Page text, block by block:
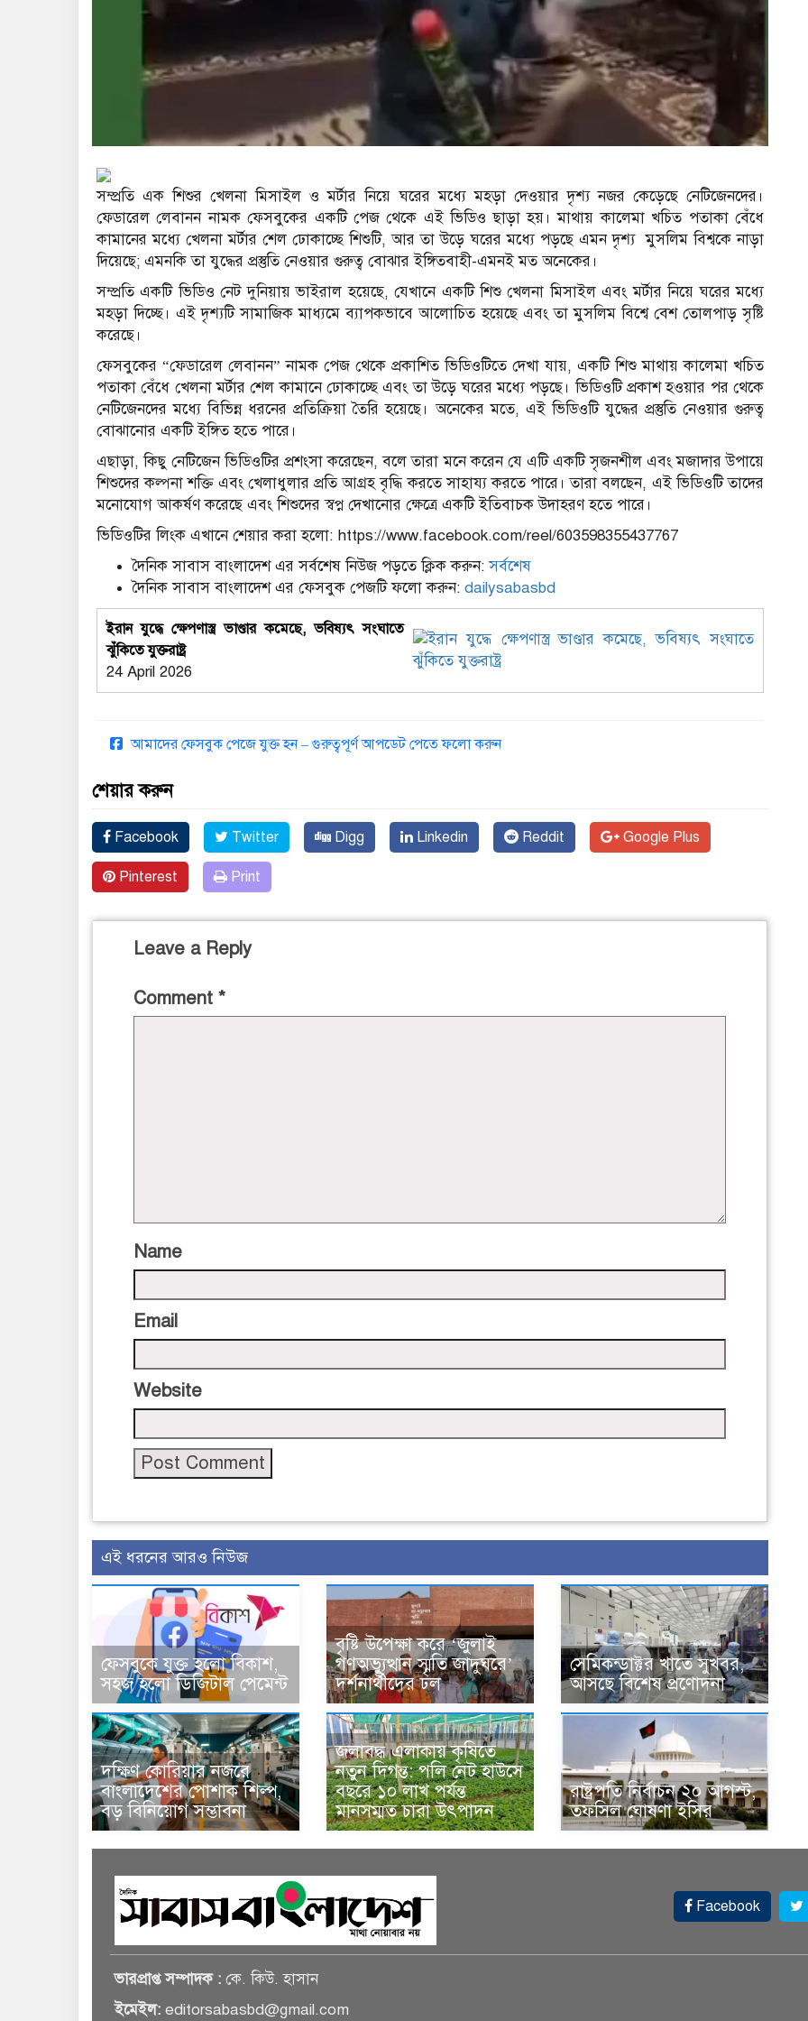
সম্প্রতি এক শিশুর খেলনা মিসাইল ও মর্টার নিয়ে ঘরের মধ্যে মহড়া দেওয়ার দৃশ্য নজর কেড়েছে নেটিজেনদের।
ফেডারেল লেবানন নামক ফেসবুকের একটি পেজ থেকে এই ভিডিও ছাড়া হয়। মাথায় কালেমা খচিত পতাকা বেঁধে
কামানের মধ্যে খেলনা মর্টার শেল ঢোকাচ্ছে শিশুটি, আর তা উড়ে ঘরের মধ্যে পড়ছে এমন দৃশ্য মুসলিম বিশ্বকে নাড়া
দিয়েছে; এমনকি তা যুদ্ধের প্রস্তুতি নেওয়ার গুরুত্ব বোঝার ইঙ্গিতবাহী-এমনই মত অনেকের।
সম্প্রতি একটি ভিডিও নেট দুনিয়ায় ভাইরাল হয়েছে, যেখানে একটি শিশু খেলনা মিসাইল এবং মর্টার নিয়ে ঘরের মধ্যে
মহড়া দিচ্ছে। এই দৃশ্যটি সামাজিক মাধ্যমে ব্যাপকভাবে আলোচিত হয়েছে এবং তা মুসলিম বিশ্বে বেশ তোলপাড় সৃষ্টি
করেছে।
ফেসবুকের “ফেডারেল লেবানন” নামক পেজ থেকে প্রকাশিত ভিডিওটিতে দেখা যায়, একটি শিশু মাথায় কালেমা খচিত
পতাকা বেঁধে খেলনা মর্টার শেল কামানে ঢোকাচ্ছে এবং তা উড়ে ঘরের মধ্যে পড়ছে। ভিডিওটি প্রকাশ হওয়ার পর থেকে
নেটিজেনদের মধ্যে বিভিন্ন ধরনের প্রতিক্রিয়া তৈরি হয়েছে। অনেকের মতে, এই ভিডিওটি যুদ্ধের প্রস্তুতি নেওয়ার গুরুত্ব
বোঝানোর একটি ইঙ্গিত হতে পারে।
এছাড়া, কিছু নেটিজেন ভিডিওটির প্রশংসা করেছেন, বলে তারা মনে করেন যে এটি একটি সৃজনশীল এবং মজাদার উপায়ে
শিশুদের কল্পনা শক্তি এবং খেলাধুলার প্রতি আগ্রহ বৃদ্ধি করতে সাহায্য করতে পারে। তারা বলছেন, এই ভিডিওটি তাদের
মনোযোগ আকর্ষণ করেছে এবং শিশুদের স্বপ্ন দেখানোর ক্ষেত্রে একটি ইতিবাচক উদাহরণ হতে পারে।
ভিডিওটির লিংক এখানে শেয়ার করা হলো: https://www.facebook.com/reel/603598355437767
দৈনিক সাবাস বাংলাদেশ এর সর্বশেষ নিউজ পড়তে ক্লিক করুন:সর্বশেষ
দৈনিক সাবাস বাংলাদেশ এর ফেসবুক পেজটি ফলো করুন: dailysabasbd
ইরান যুদ্ধে ক্ষেপণাস্ত্র ভাণ্ডার কমেছে, ভবিষ্যৎ সংঘাতে
ঝুঁকিতে যুক্তরাষ্ট্র
24 April 2026
আমাদের ফেসবুক পেজে যুক্ত হন – গুরুত্বপূর্ণ আপডেট পেতে ফলো করুন
শেয়ার করুন
Facebook Twitter Digg Linkedin Reddit Google Plus
Pinterest Print
Leave a Reply
Comment *
Name
Email
Website
এই ধরনের আরও নিউজ
ফেসবুকে যুক্ত হলো বিকাশ,
সহজ হলো ডিজিটাল পেমেন্ট
বৃষ্টি উপেক্ষা করে ‘জুলাই
গণঅভ্যুত্থান স্মৃতি জাদুঘরে’
দর্শনার্থীদের ঢল
সেমিকন্ডাক্টর খাতে সুখবর,
আসছে বিশেষ প্রণোদনা
দক্ষিণ কোরিয়ার নজরে
বাংলাদেশের পোশাক শিল্প,
বড় বিনিয়োগ সম্ভাবনা
জলাবদ্ধ এলাকায় কৃষিতে
নতুন দিগন্ত: পলি নেট হাউসে
বছরে ১০ লাখ পর্যন্ত
মানসম্মত চারা উৎপাদন
রাষ্ট্রপতি নির্বাচন ২০ আগস্ট,
তফসিল ঘোষণা ইসির
Facebook
ভারপ্রাপ্ত সম্পাদক : কে. কিউ. হাসান
ইমেইল: editorsabasbd@gmail.com